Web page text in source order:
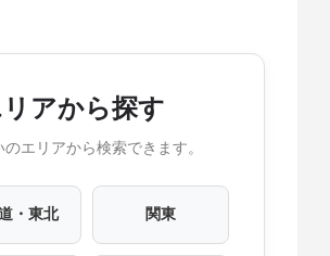
アから探す
のエリアから検索できます。
・東北 関東